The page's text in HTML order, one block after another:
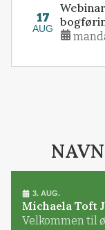
17
AUG
3. AUG.
Michaela Toft
Velkommen til